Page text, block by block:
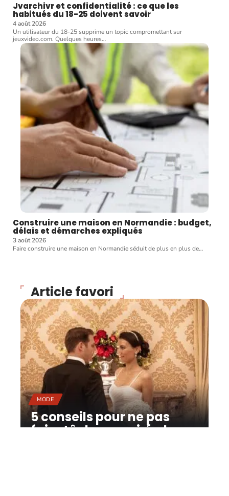
Jvarchivr et confidentialité : ce que les
habitués du 18-25 doivent savoir
4 août 2026
Un utilisateur du 18-25 supprime un topic compromettant sur
jeuxvideo.com. Quelques heures…
Construire une maison en Normandie : budget,
délais et démarches expliqués
3 août 2026
Faire construire une maison en Normandie séduit de plus en plus de…
Article favori
MODE
5 conseils pour ne pas
faire tâche en soirée !